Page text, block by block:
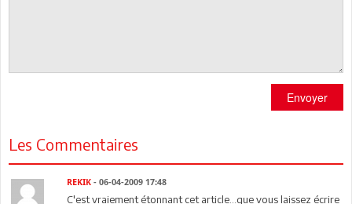
Envoyer
Les Commentaires
REKIK - 06-04-2009 17:48
C'est vraiement étonnant cet article...que vous laissez écrire